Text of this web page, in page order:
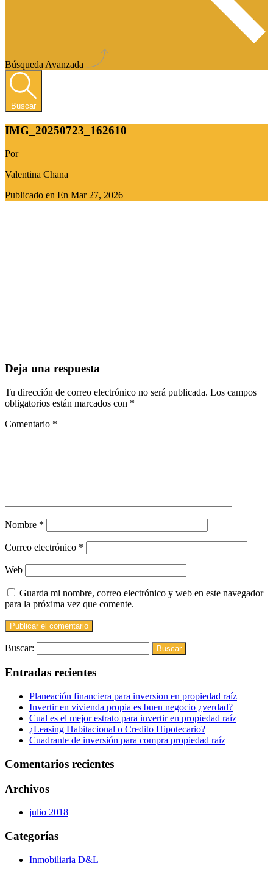
Búsqueda Avanzada
Buscar
IMG_20250723_162610
Por
Valentina Chana
Publicado en En Mar 27, 2026
Deja una respuesta
Tu dirección de correo electrónico no será publicada. Los campos
obligatorios están marcados con *
Comentario *
Nombre *
Correo electrónico *
Web
Guarda mi nombre, correo electrónico y web en este navegador
para la próxima vez que comente.
Buscar:
Entradas recientes
Planeación financiera para inversion en propiedad raíz
Invertir en vivienda propia es buen negocio ¿verdad?
Cual es el mejor estrato para invertir en propiedad raíz
¿Leasing Habitacional o Credito Hipotecario?
Cuadrante de inversión para compra propiedad raíz
Comentarios recientes
Archivos
julio 2018
Categorías
Inmobiliaria D&L